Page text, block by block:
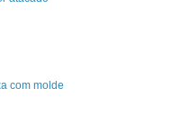
com molde